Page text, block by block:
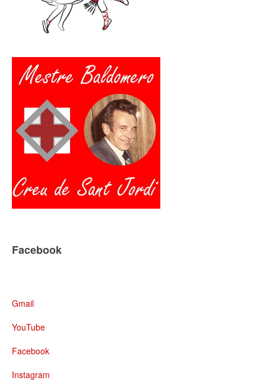
Facebook
Gmail
YouTube
Facebook
Instagram